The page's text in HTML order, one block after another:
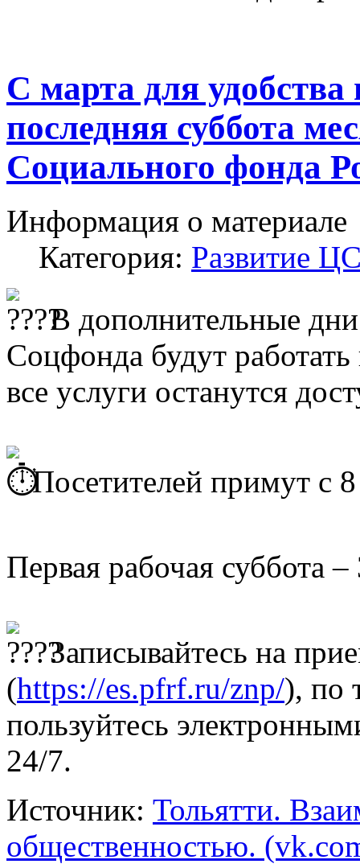
С марта для
последняя суббота
Социального фонда
Информация о материале
Категория: Развитие
В дополнительные
Соцфонда будут
все услуги останутся
Посетителей примут с
Первая рабочая суббота
Записывайтесь на
(https://es.pfrf.ru/znp/), по
пользуйтесь
24/7.
Источник: Тольятти.
общественностью.